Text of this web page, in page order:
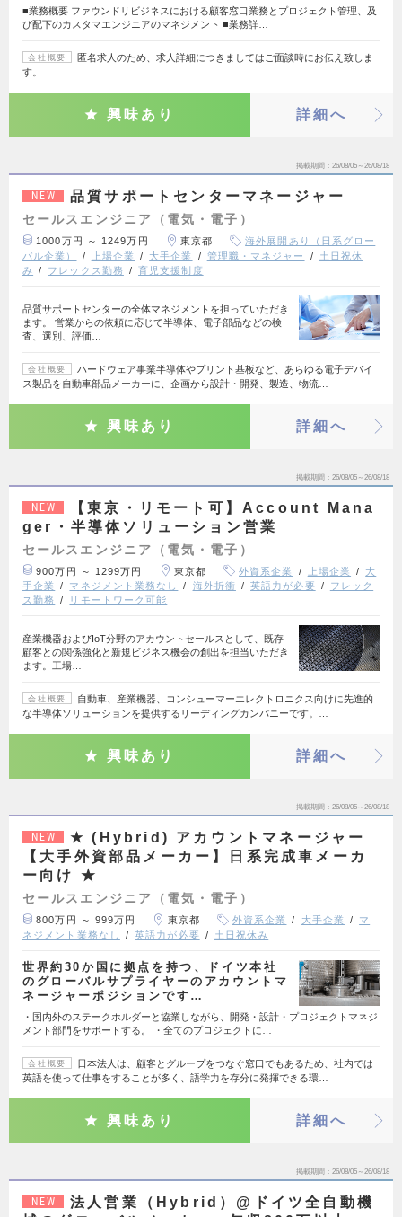
■業務概要 ファウンドリビジネスにおける顧客窓口業務とプロジェクト管理、及
び配下のカスタマエンジニアのマネジメント ■業務詳…
会社概要
匿名求人のため、求人詳細につきましてはご面談時にお伝え致しま
す。
興味あり 詳細へ
掲載期間 26/08/05～26/08/18
NEW 品質サポートセンターマネージャー
セールスエンジニア（電気・電子）
1000万円 ～ 1249万円 東京都
海外展開あり（日系グロー
バル企業）
上場企業 大手企業 管理職・マネジャー
土日祝休
み
フレックス勤務 育児支援制度
品質サポートセンターの全体マネジメントを担っていただき
ます。 営業からの依頼に応じて半導体、電子部品などの検
査、選別、評価…
会社概要
ハードウェア事業半導体やプリント基板など、あらゆる電子デバイ
ス製品を自動車部品メーカーに、企画から設計・開発、製造、物流…
興味あり 詳細へ
掲載期間 26/08/05～26/08/18
NEW
【東京・リモート可】Account Mana
ger・半導体ソリューション営業
セールスエンジニア（電気・電子）
900万円 ～ 1299万円 東京都 外資系企業 上場企業
大
手企業
マネジメント業務なし 海外折衝 英語力が必要
フレック
ス勤務
リモートワーク可能
産業機器およびIoT分野のアカウントセールスとして、既存
顧客との関係強化と新規ビジネス機会の創出を担当いただき
ます。工場…
会社概要
自動車、産業機器、コンシューマーエレクトロニクス向けに先進的
な半導体ソリューションを提供するリーディングカンパニーです。…
興味あり 詳細へ
掲載期間 26/08/05～26/08/18
NEW
★ (Hybrid) アカウントマネージャー
【大手外資部品メーカー】日系完成車メーカ
ー向け ★
セールスエンジニア（電気・電子）
800万円 ～ 999万円 東京都 外資系企業 大手企業
マ
ネジメント業務なし
英語力が必要 土日祝休み
世界約30か国に拠点を持つ、ドイツ本社
のグローバルサプライヤーのアカウントマ
ネージャーポジションです…
・国内外のステークホルダーと協業しながら、開発・設計・プロジェクトマネジ
メント部門をサポートする。 ・全てのプロジェクトに…
会社概要
日本法人は、顧客とグループをつなぐ窓口でもあるため、社内では
英語を使って仕事をすることが多く、語学力を存分に発揮できる環…
興味あり 詳細へ
掲載期間 26/08/05～26/08/18
NEW
法人営業（Hybrid）@ドイツ全自動機